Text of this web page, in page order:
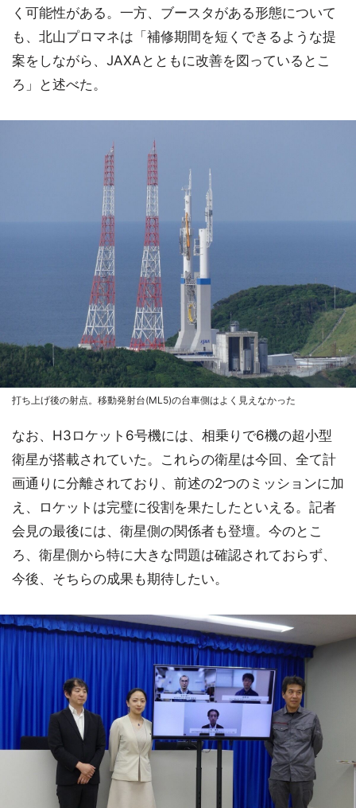
く可能性がある。一方、ブースタがある形態について
も、北山プロマネは「補修期間を短くできるような提
案をしながら、JAXAとともに改善を図っているとこ
ろ」と述べた。
打ち上げ後の射点。移動発射台(ML5)の台車側はよく見えなかった
なお、H3ロケット6号機には、相乗りで6機の超小型
衛星が搭載されていた。これらの衛星は今回、全て計
画通りに分離されており、前述の2つのミッションに加
え、ロケットは完璧に役割を果たしたといえる。記者
会見の最後には、衛星側の関係者も登壇。今のとこ
ろ、衛星側から特に大きな問題は確認されておらず、
今後、そちらの成果も期待したい。